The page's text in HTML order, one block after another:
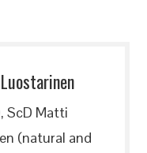
ScD Matti
(natural and